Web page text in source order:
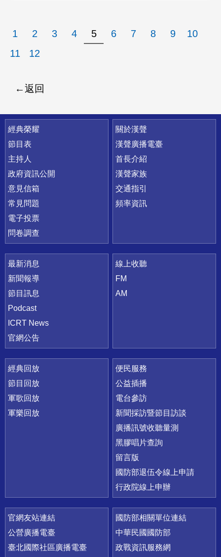
1 2 3 4 5 6 7 8 9
10
11
12
返回
快速連結
經典榮耀
節目表
主持人
政府資訊公開
意見信箱
常見問題
電子投票
問卷調查
關於漢聲
漢聲廣播電臺
首長介紹
漢聲家族
交通指引
頻率資訊
最新消息
新聞報導
節目訊息
Podcast
ICRT News
官網公告
線上收聽
FM
AM
經典回放
節目回放
軍歌回放
軍樂回放
便民服務
公益插播
電台參訪
新聞採訪暨節目訪談
廣播訊號收聽量測
黑膠唱片查詢
留言版
國防部退伍令線上申請
行政院線上申辦
官網友站連結
公營廣播電臺
臺北國際社區廣播電臺
國防部相關單位連結
中華民國國防部
政戰資訊服務網